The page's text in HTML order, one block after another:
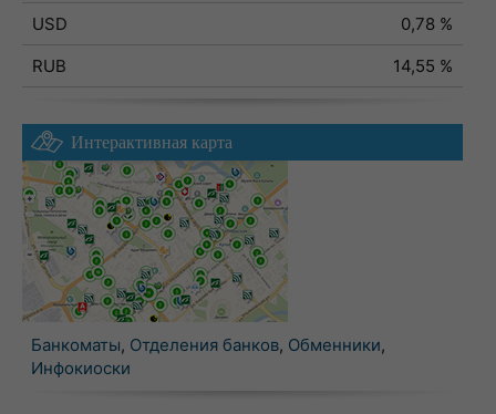
USD
0,78 %
RUB
14,55 %
Интерактивная карта
Банкоматы, Отделения банков, Обменники,
Инфокиоски